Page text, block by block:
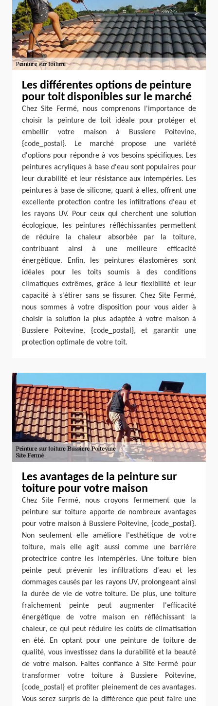
Les différentes options de peinture
pour toit disponibles sur le marché
Chez Site Fermé, nous comprenons l'importance de
choisir la peinture de toit idéale pour protéger et
embellir votre maison à Bussiere Poitevine,
{code_postal}. Le marché propose une variété
d'options pour répondre à vos besoins spécifiques. Les
peintures acryliques à base d'eau sont populaires pour
leur durabilité et leur résistance aux intempéries. Les
peintures à base de silicone, quant à elles, offrent une
excellente protection contre les infiltrations d'eau et
les rayons UV. Pour ceux qui cherchent une solution
écologique, les peintures réfléchissantes permettent
de réduire la chaleur absorbée par la toiture,
contribuant ainsi à une meilleure efficacité
énergétique. Enfin, les peintures élastomères sont
idéales pour les toits soumis à des conditions
climatiques extrêmes, grâce à leur flexibilité et leur
capacité à s'étirer sans se fissurer. Chez Site Fermé,
nous sommes à votre disposition pour vous aider à
choisir la solution la plus adaptée à votre maison à
Bussiere Poitevine, {code_postal}, et garantir une
protection optimale de votre toit.
Les avantages de la peinture sur
toiture pour votre maison
Chez Site Fermé, nous croyons fermement que la
peinture sur toiture apporte de nombreux avantages
pour votre maison à Bussiere Poitevine, {code_postal}.
Non seulement elle améliore l'esthétique de votre
toiture, mais elle agit aussi comme une barrière
protectrice contre les intempéries. Une toiture bien
peinte peut prévenir les infiltrations d'eau et les
dommages causés par les rayons UV, prolongeant ainsi
la durée de vie de votre toiture. De plus, une toiture
fraîchement peinte peut augmenter l'efficacité
énergétique de votre maison en réfléchissant la
chaleur, ce qui peut réduire les coûts de climatisation
en été. En optant pour une peinture de toiture de
qualité, vous investissez dans la durabilité et la beauté
de votre maison. Faites confiance à Site Fermé pour
transformer votre toiture à Bussiere Poitevine,
{code_postal} et profiter pleinement de ces avantages.
Vous serez surpris de la différence que peut faire une